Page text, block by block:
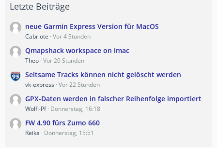
Letzte Beiträge
neue Garmin Express Version für MacOS
Cabriote Vor 4 Stunden
Qmapshack workspace on imac
Theo Vor 20 Stunden
Seltsame Tracks können nicht gelöscht werden
vk-express Vor 22 Stunden
GPX-Daten werden in falscher Reihenfolge importiert
Wolfi-Pf Donnerstag, 16:18
FW 4.90 fürs Zumo 660
Reika Donnerstag, 15:51